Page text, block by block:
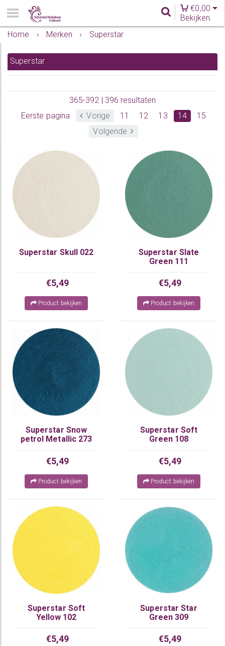
€0,00
Bekijken
Home
› Merken › Superstar
Superstar
365-392 | 396 resultaten
Eerste pagina
Vorige 11 12 13 14
15
Volgende
Superstar Skull 022
€5,49
Product bekijken
Superstar Slate
Green 111
€5,49
Product bekijken
Superstar Snow
petrol Metallic 273
€5,49
Product bekijken
Superstar Soft
Green 108
€5,49
Product bekijken
Superstar Soft
Yellow 102
€5,49
Superstar Star
Green 309
€5,49